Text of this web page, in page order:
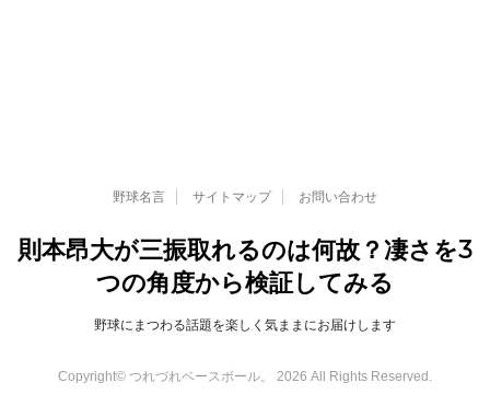
野球名言 サイトマップ お問い合わせ
則本昂大が三振取れるのは何故？凄さを3
つの角度から検証してみる
野球にまつわる話題を楽しく気ままにお届けします
Copyright© つれづれベースボール。 2026 All Rights Reserved.